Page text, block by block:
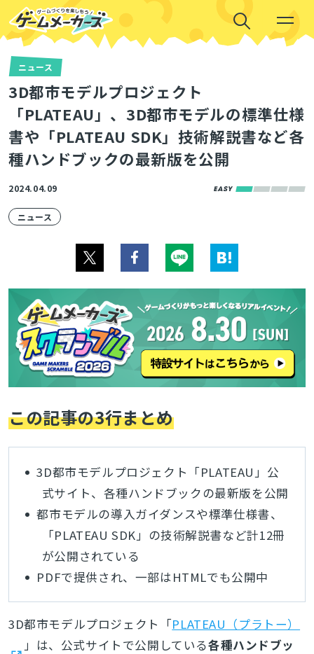
ニュース
3D都市モデルプロジェクト
「PLATEAU」、3D都市モデルの標準仕様
書や「PLATEAU SDK」技術解説書など各
種ハンドブックの最新版を公開
2024.04.09
ニュース
この記事の3行まとめ
3D都市モデルプロジェクト「PLATEAU」公
式サイト、各種ハンドブックの最新版を公開
都市モデルの導入ガイダンスや標準仕様書、
「PLATEAU SDK」の技術解説書など計12冊
が公開されている
PDFで提供され、一部はHTMLでも公開中
3D都市モデルプロジェクト「PLATEAU（プラトー）
」は、公式サイトで公開している各種ハンドブッ